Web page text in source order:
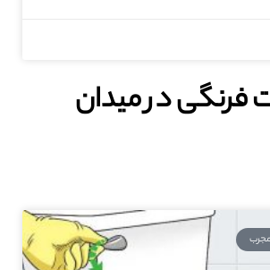
فرنگی در میدان